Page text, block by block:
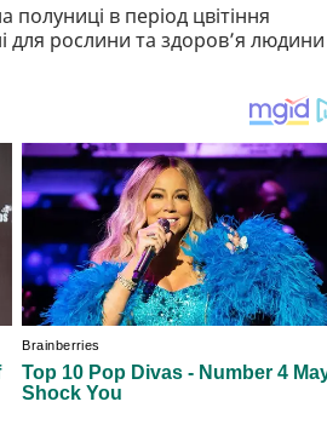
в період цвітіння
для рослини та здоров’я людини